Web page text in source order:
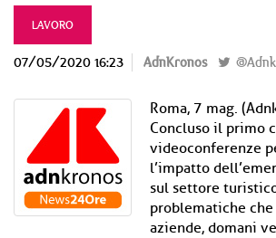
LAVORO
07/05/2020 16:23 AdnKronos
Roma, 7 mag.
Concluso il primo
videoconferenze
l’impatto
sul settore
problematiche
aziende, domani